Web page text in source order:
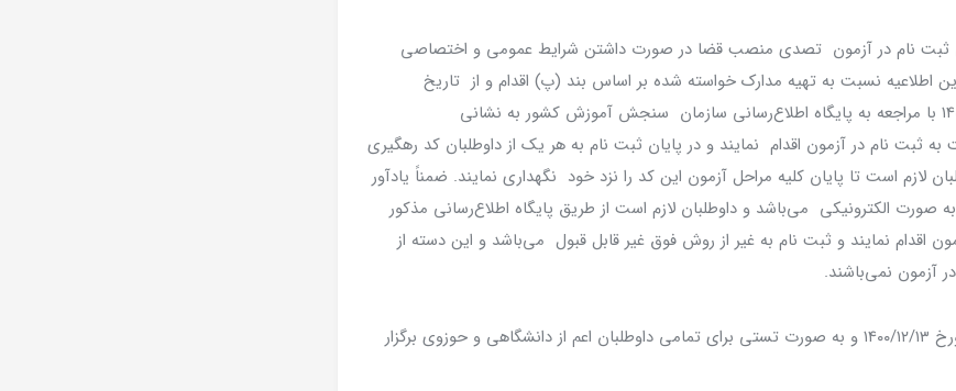
ثبت نام در آزمون تصدی منصب قضا در صورت داشتن شرایط عمومی و اختصاصی
اطلاعیه نسبت به تهیه مدارک خواسته شده بر اساس بند (پ) اقدام و از تاریخ
به ثبت نام در آزمون اقدام نمایند و در پایان ثبت نام به هر یک از داوطلبان کد رهگیری
لازم است تا پایان کلیه مراحل آزمون این کد را نزد خود نگهداری نمایند. ضمناً یادآور
صورت الکترونیکی می‌باشد و داوطلبان لازم است از طریق پایگاه اطلاع‌رسانی مذکور
اقدام نمایند و ثبت نام به غیر از روش فوق غیر قابل قبول می‌باشد و این دسته از
آزمون نمی‌باشند.
۲- آزمون در روز جمعه مورخ ۱۴۰۰/۱۲/۱۳ و به صورت تستی برای تمامی داوطلبان اعم از دانشگاهی و حوزوی برگزار